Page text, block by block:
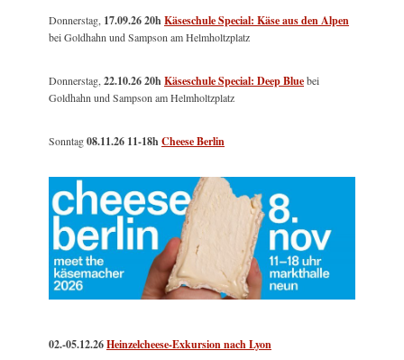
Donnerstag, 17.09.26 20hKäseschule Special: Käse aus den Alpen
bei Goldhahn und Sampson am Helmholtzplatz
Donnerstag,22.10.26 20hKäseschule Special: Deep Bluebei
Goldhahn und Sampson am Helmholtzplatz
Sonntag08.11.26 11-18hCheese Berlin
02.-05.12.26Heinzelcheese-Exkursion nach Lyon